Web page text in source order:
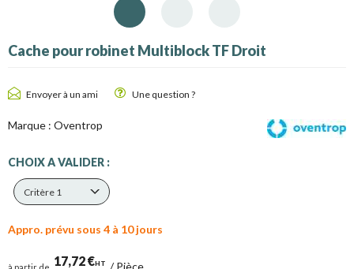
Cache pour robinet Multiblock TF Droit
Envoyer à un ami Une question ?
Marque : Oventrop
CHOIX A VALIDER :
Critère 1
Appro. prévu sous 4 à 10 jours
à partir de 17,72 €HT